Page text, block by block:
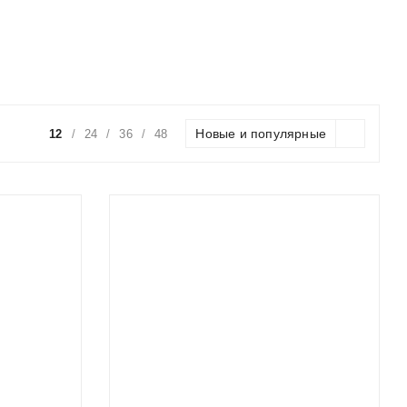
12 / 24 / 36 / 48 Новые и популярные